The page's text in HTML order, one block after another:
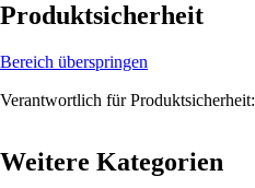
Produktsicherheit
Bereich überspringen
Verantwortlich für Produktsicherheit:
Weitere Kategorien